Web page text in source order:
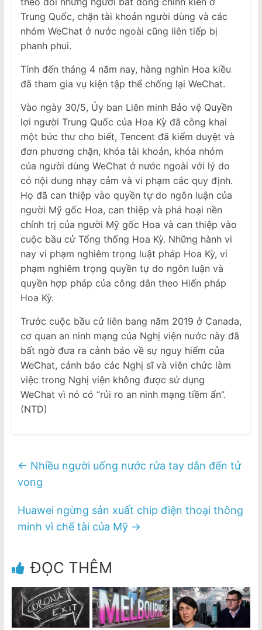
Trung Quốc, chặn tài khoản người dùng và các
nhóm WeChat ở nước ngoài cũng liên tiếp bị
phanh phui.
Tính đến tháng 4 năm nay, hàng nghìn Hoa kiều
đã tham gia vụ kiện tập thể chống lại WeChat.
Vào ngày 30/5, Ủy ban Liên minh Bảo vệ Quyền
lợi người Trung Quốc của Hoa Kỳ đã công khai
một bức thư cho biết, Tencent đã kiểm duyệt và
đơn phương chặn, khóa tài khoản, khóa nhóm
của người dùng WeChat ở nước ngoài với lý do
có nội dung nhạy cảm và vi phạm các quy định.
Họ đã can thiệp vào quyền tự do ngôn luận của
người Mỹ gốc Hoa, can thiệp và phá hoại nền
chính trị của người Mỹ gốc Hoa và can thiệp vào
cuộc bầu cử Tổng thống Hoa Kỳ. Những hành vi
nay vi phạm nghiêm trọng luật pháp Hoa Kỳ, vi
phạm nghiêm trọng quyền tự do ngôn luận và
quyền hợp pháp của công dân theo Hiến pháp
Hoa Kỳ.
Trước cuộc bầu cử liên bang năm 2019 ở Canada,
cơ quan an ninh mạng của Nghị viện nước này đã
bất ngờ đưa ra cảnh báo về sự nguy hiểm của
WeChat, cảnh báo các Nghị sĩ và viên chức làm
việc trong Nghị viện không được sử dụng
WeChat vì nó có “rủi ro an ninh mạng tiềm ẩn”.
(NTD)
← Nhiều người uống nước rửa tay dẫn đến tử
vong
Huawei ngừng sản xuất chip điện thoại thông
minh vì chế tài của Mỹ →
ĐỌC THÊM